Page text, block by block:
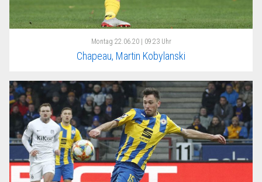
Montag 22.06.20 | 09:23 Uhr
Chapeau, Martin Kobylanski